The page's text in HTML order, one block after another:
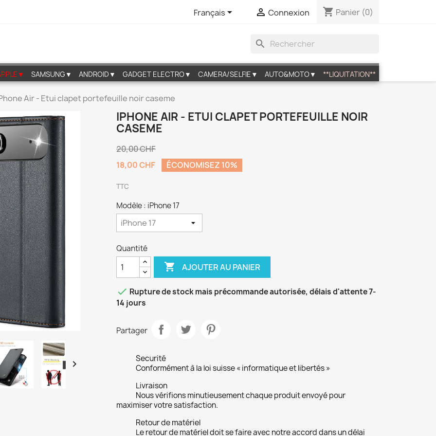
Français  Connexion shopping_cart Panier (0)
search
SAMSUNG▼ ANDROID▼ GADGET ELECTRO▼ CAMERA/SELFIE▼ AUTO&MOTO▼ **LIQUITATION**
Air - Etui clapet portefeuille noir caseme

IPHONE AIR - ETUI CLAPET PORTEFEUILLE NOIR
CASEME
20,00 CHF
18,00 CHF
ÉCONOMISEZ 10%
TTC
Modèle : iPhone 17
Quantité
 AJOUTER AU PANIER
 Rupture de stock mais précommande autorisée, délais d'attente 7-
14 jours
Partager
Securité
Conformément à la loi suisse « informatique et libertés »
Livraison
Nous vérifions minutieusement chaque produit envoyé pour
maximiser votre satisfaction.
Retour de matériel
Le retour de matériel doit se faire avec notre accord dans un délai